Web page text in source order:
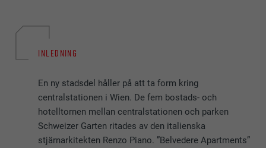
INLEDNING
En ny stadsdel håller på att ta form kring
centralstationen i Wien. De fem bostads- och
hotelltornen mellan centralstationen och parken
Schweizer Garten ritades av den italienska
stjärnarkitekten Renzo Piano. ”Belvedere Apartments”